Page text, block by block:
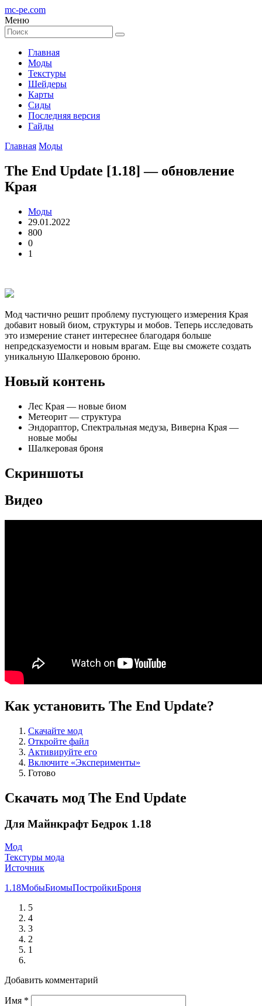
mc-pe.com
Меню
Главная
Моды
Текстуры
Шейдеры
Карты
Сиды
Последняя версия
Гайды
Главная Моды
The End Update [1.18] — обновление
Края
Моды
29.01.2022
800
0
1
Мод частично решит проблему пустующего измерения Края
добавит новый биом, структуры и мобов. Теперь исследовать
это измерение станет интереснее благодаря больше
непредсказуемости и новым врагам. Еще вы сможете создать
уникальную Шалкеровою броню.
Новый контень
Лес Края — новые биом
Метеорит — структура
Эндораптор, Спектральная медуза, Виверна Края —
новые мобы
Шалкеровая броня
Скриншоты
Видео
Как установить The End Update?
Скачайте мод
Откройте файл
Активируйте его
Включите «Эксперименты»
Готово
Скачать мод The End Update
Для Майнкрафт Бедрок 1.18
Мод
Текстуры мода
Источник
1.18МобыБиомыПостройкиБроня
5
4
3
2
1
Добавить комментарий
Имя *